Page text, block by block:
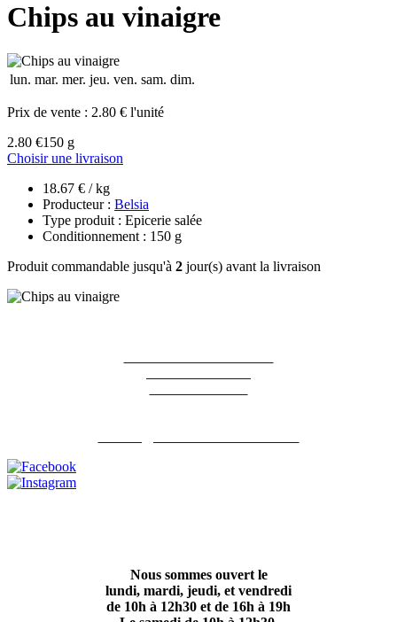
Chips au vinaigre
lun. mar. mer. jeu. ven. sam. dim.
Prix de vente : 2.80 € l'unité
2.80 €150 g
Choisir une livraison
18.67 € / kg
Producteur : Belsia
Type produit : Epicerie salée
Conditionnement : 150 g
Produit commandable jusqu'à 2 jour(s) avant la livraison
Nous sommes ouvert le
lundi, mardi, jeudi, et vendredi
de 10h à 12h30 et de 16h à 19h